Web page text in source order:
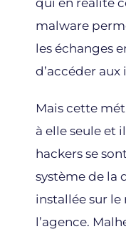
qui en réalité
malware
les échanges
d’accéder
Mais cette
à elle seule et
hackers se
système de la
installée sur
l’agence.